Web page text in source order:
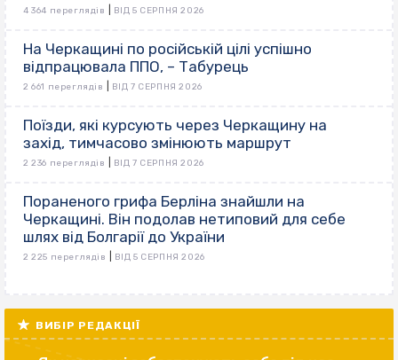
4 364 переглядів ВІД 5 СЕРПНЯ 2026
На Черкащині по російській цілі успішно
відпрацювала ППО, – Табурець
2 661 переглядів ВІД 7 СЕРПНЯ 2026
Поїзди, які курсують через Черкащину на
захід, тимчасово змінюють маршрут
2 236 переглядів ВІД 7 СЕРПНЯ 2026
Пораненого грифа Берліна знайшли на
Черкащині. Він подолав нетиповий для себе
шлях від Болгарії до України
2 225 переглядів ВІД 5 СЕРПНЯ 2026
ВИБІР РЕДАКЦІЇ